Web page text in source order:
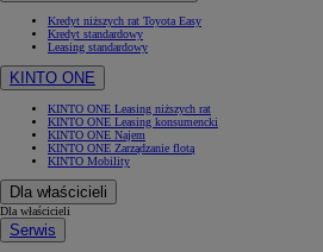
Kredyt niższych rat Toyota Easy
Kredyt standardowy
Leasing standardowy
KINTO ONE
KINTO ONE Leasing niższych rat
KINTO ONE Leasing konsumencki
KINTO ONE Najem
KINTO ONE Zarządzanie flotą
KINTO Mobility
Dla właścicieli
Dla właścicieli
Serwis